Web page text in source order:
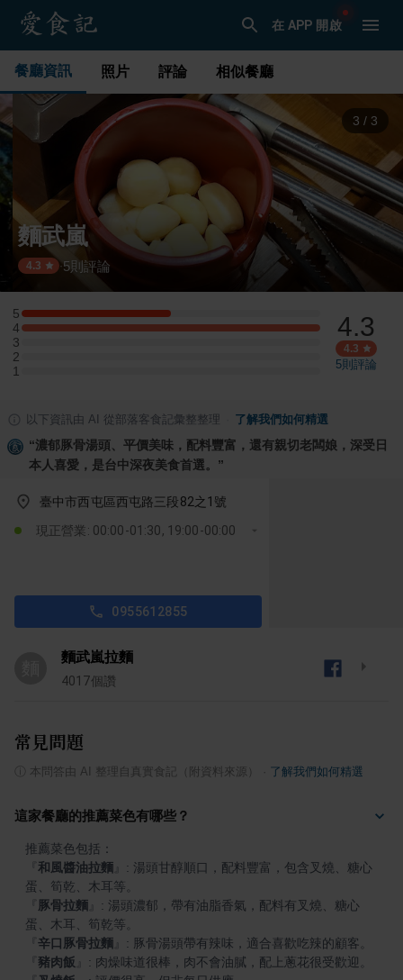
在 APP 開啟
餐廳資訊 照片 評論 相似餐廳
3 / 3
麵武嵐
4.3 ·5則評論
5
5 星：1 則評論
4
4 星：2 則評論
3
3 星：0 則評論
2
2 星：0 則評論
1
1 星：0 則評論
4.3
4.3
5則評論
以下資訊由 AI 從部落客食記彙整整理 了解我們如何精選
“濃郁豚骨湯頭、平價美味，配料豐富，還有親切老闆娘，深受日
本人喜愛，是台中深夜美食首選。 ”
臺中市西屯區西屯路三段82之1號
現正營業: 00:00-01:30, 19:00-00:00
0955612855
麵武嵐拉麵
4017個讚
常見問題
本問答由 AI 整理自真實食記（附資料來源） 了解我們如何精選
這家餐廳的推薦菜色有哪些？
和風醬油拉麵
: 湯頭甘醇順口，配料豐富，包含叉燒、糖心
豚骨拉麵
: 湯頭濃郁，帶有油脂香氣，配料有叉燒、糖心
辛口豚骨拉麵
豬肉飯